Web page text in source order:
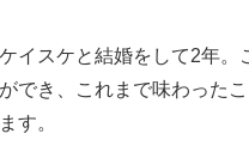
イスケと結婚をして2年。
でき、これまで味わった
す。